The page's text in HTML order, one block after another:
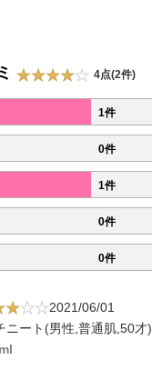
4点(2件)
1件
0件
1件
0件
0件
2021/06/01
ニート(男性,普通肌,50才)